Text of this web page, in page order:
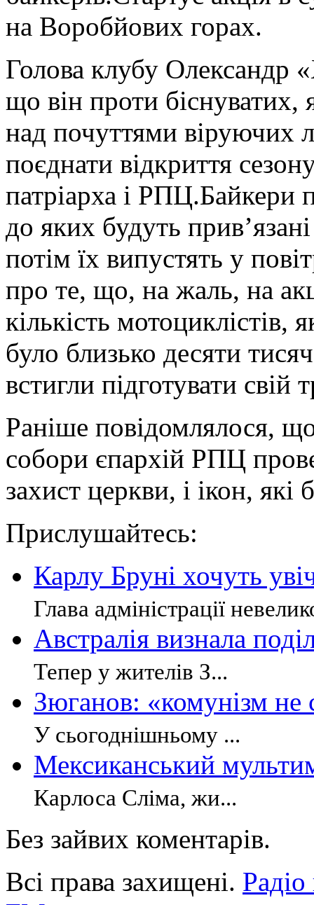
на Воробйових горах.
Голова клубу Олександр
що він проти біснуватих,
над почуттями віруючих
поєднати відкриття
патріарха і РПЦ.Байкери
до яких будуть
потім їх випустять у
про те, що, на жаль, на
кількість мотоциклістів,
було близько десяти
встигли підготувати свій
Раніше повідомлялося,
собори єпархій РПЦ
захист церкви, і ікон, які
Прислушайтесь:
Карлу Бруні хочуть
Глава адміністрації
Австралія визнала
Тепер у жителів З...
Зюганов: «комунізм не
У сьогоднішньому ...
Мексиканський
Карлоса Сліма, жи...
Без зайвих коментарів.
Всі права захищені.